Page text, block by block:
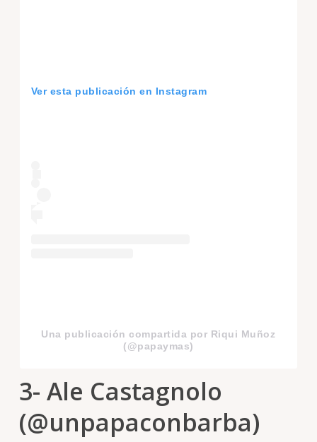
Ver esta publicación en Instagram
Una publicación compartida por Riqui Muñoz
(@papaymas)
3- Ale Castagnolo
(@unpapaconbarba)